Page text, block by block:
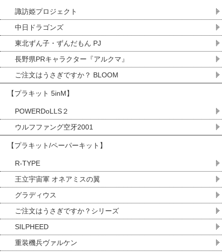
諏訪姫プロジェクト
中日ドラゴンズ
東北ずん子・ずんだもん PJ
長野県PRキャラクター『アルクマ』
ご注文はうさぎですか？ BLOOM
【プラキット 5inM】
POWERDoLLS２
ウルフファング空牙2001
【プラキット/ペーパーキット】
R-TYPE
王立宇宙軍 オネアミスの翼
グラディウス
ご注文はうさぎですか？シリーズ
SILPHEED
重装機兵ヴァルケン